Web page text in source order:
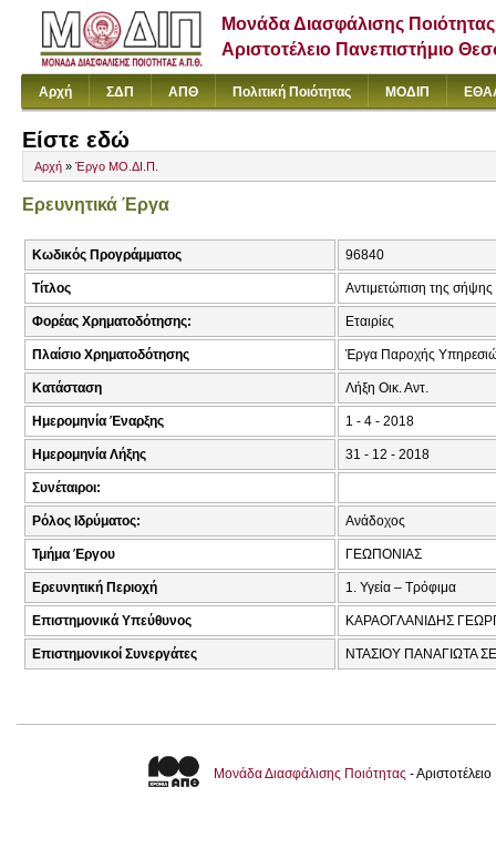
Μονάδα Διασφάλισης Ποιότητας
Αριστοτέλειο Πανεπιστήμιο
Αρχή ΣΔΠ ΑΠΘ Πολιτική Ποιότητας ΜΟΔΙΠ
Είστε εδώ
Αρχή » Έργο ΜΟ.ΔΙ.Π.
Ερευνητικά Έργα
Κωδικός Προγράμματος 96840
Τίτλος Αντιμετώπιση της
Φορέας Χρηματοδότησης: Εταιρίες
Πλαίσιο Χρηματοδότησης Έργα Παροχής
Κατάσταση Λήξη Οικ. Αντ.
Ημερομηνία Έναρξης 1 - 4 - 2018
Ημερομηνία Λήξης 31 - 12 - 2018
Συνέταιροι:
Ρόλος Ιδρύματος: Ανάδοχος
Τμήμα Έργου ΓΕΩΠΟΝΙΑΣ
Ερευνητική Περιοχή 1. Υγεία – Τρόφιμα
Επιστημονικά Υπεύθυνος ΚΑΡΑΟΓΛΑΝΙΔΗΣ
Επιστημονικοί Συνεργάτες ΝΤΑΣΙΟΥ ΠΑΝΑΓΙΩΤΑ
Μονάδα Διασφάλισης Ποιότητας -